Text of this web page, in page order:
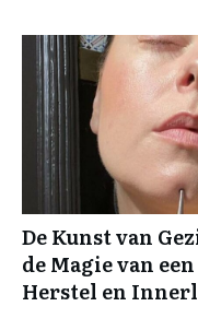
De Kunst van
de Magie van
Herstel en